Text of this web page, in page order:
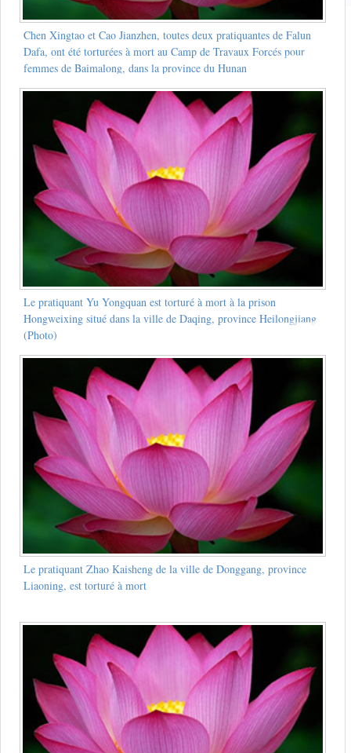
Chen Xingtao et Cao Jianzhen, toutes deux pratiquantes de Falun
Dafa, ont été torturées à mort au Camp de Travaux Forcés pour
femmes de Baimalong, dans la province du Hunan
Le pratiquant Yu Yongquan est torturé à mort à la prison
Hongweixing situé dans la ville de Daqing, province Heilongjiang
(Photo)
Le pratiquant Zhao Kaisheng de la ville de Donggang, province
Liaoning, est torturé à mort